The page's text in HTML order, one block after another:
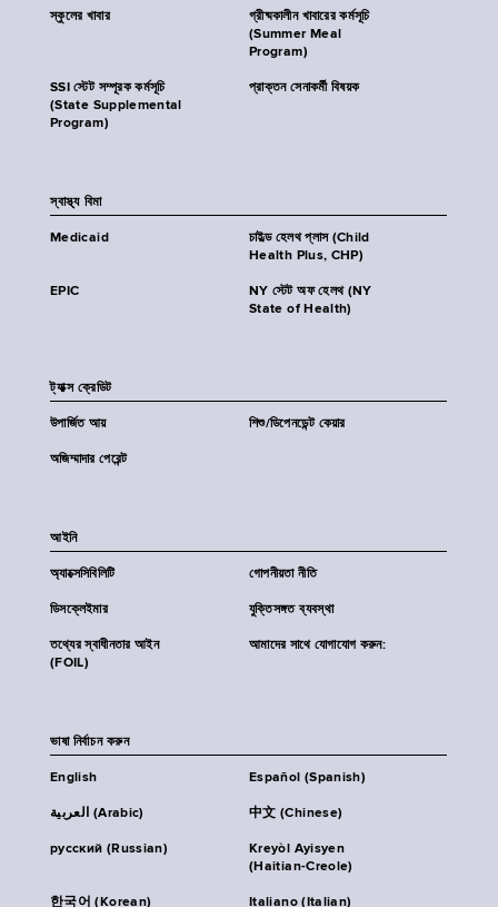
স্কুলের খাবার
গ্রীষ্মকালীন খাবারের কর্মসূচি
(Summer Meal
Program)
SSI স্টেট সম্পূরক কর্মসূচি
(State Supplemental
Program)
প্রাক্তন সেনাকর্মী বিষয়ক
স্বাস্থ্য বিমা
Medicaid
চাইল্ড হেলথ প্লাস (Child
Health Plus, CHP)
EPIC
NY স্টেট অফ হেলথ (NY
State of Health)
ট্যাক্স ক্রেডিট
উপার্জিত আয় শিশু/ডিপেনডেন্ট কেয়ার
অজিম্মাদার পেরেন্ট
আইনি
অ্যাক্সেসিবিলিটি গোপনীয়তা নীতি
ডিসক্লেইমার যুক্তিসঙ্গত ব্যবস্থা
তথ্যের স্বাধীনতার আইন
(FOIL)
আমাদের সাথে যোগাযোগ করুন:
ভাষা নির্বাচন করুন
English Español (Spanish)
العربية (Arabic) 中文 (Chinese)
русский (Russian)
Kreyòl Ayisyen
(Haitian-Creole)
한국어 (Korean) Italiano (Italian)